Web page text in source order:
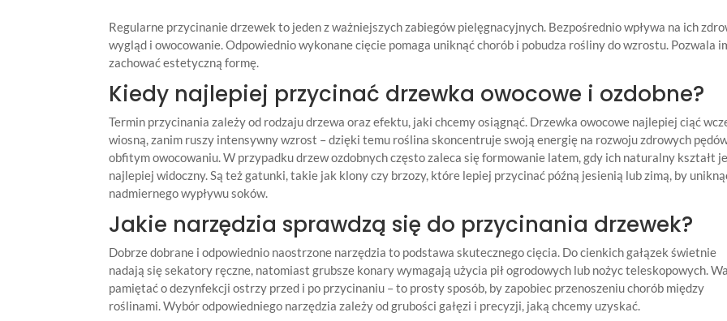
Regularne przycinanie drzewek to jeden z ważniejszych zabiegów pielęgnacyjnych. Bezpośrednio wpływa na ich
wygląd i owocowanie. Odpowiednio wykonane cięcie pomaga uniknąć chorób i pobudza rośliny do wzrostu. Pozwala
zachować estetyczną formę.
Kiedy najlepiej przycinać drzewka owocowe i ozdobne?
Termin przycinania zależy od rodzaju drzewa oraz efektu, jaki chcemy osiągnąć. Drzewka owocowe najlepiej ciąć
wiosną, zanim ruszy intensywny wzrost – dzięki temu roślina skoncentruje swoją energię na rozwoju zdrowych
obfitym owocowaniu. W przypadku drzew ozdobnych często zaleca się formowanie latem, gdy ich naturalny kształt
najlepiej widoczny. Są też gatunki, takie jak klony czy brzozy, które lepiej przycinać późną jesienią lub zimą, by
nadmiernego wypływu soków.
Jakie narzędzia sprawdzą się do przycinania drzewek?
Dobrze dobrane i odpowiednio naostrzone narzędzia to podstawa skutecznego cięcia. Do cienkich gałązek świetnie
nadają się sekatory ręczne, natomiast grubsze konary wymagają użycia pił ogrodowych lub nożyc teleskopowych.
pamiętać o dezynfekcji ostrzy przed i po przycinaniu – to prosty sposób, by zapobiec przenoszeniu chorób między
roślinami. Wybór odpowiedniego narzędzia zależy od grubości gałęzi i precyzji, jaką chcemy uzyskać.